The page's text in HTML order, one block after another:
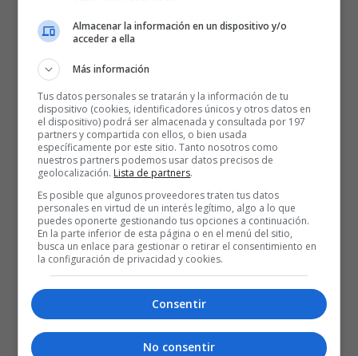
La victoria ante el Baskonia le podría aupar a la primera plaza
Barcelona es el séptimo clasificado con un registro de seis victorias
y cuatro derrotas, pero no
conoce la derrota en los tres
encuentros que ha jugado el equipo de Xavi Pascual desde el
23 de noviembre.
Almacenar la información en un dispositivo y/o
acceder a ella
Más información
Tus datos personales se tratarán y la información de tu
dispositivo (cookies, identificadores únicos y otros datos en
el dispositivo) podrá ser almacenada y consultada por 197
partners y compartida con ellos, o bien usada
específicamente por este sitio. Tanto nosotros como
nuestros partners podemos usar datos precisos de
geolocalización. Lista de partners.
Es posible que algunos proveedores traten tus datos
personales en virtud de un interés legítimo, algo a lo que
puedes oponerte gestionando tus opciones a continuación.
En la parte inferior de esta página o en el menú del sitio,
busca un enlace para gestionar o retirar el consentimiento en
la configuración de privacidad y cookies.
Consentir
No consentir